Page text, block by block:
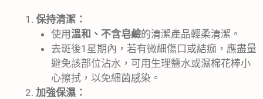
保持清潔：
使用溫和、不含皂鹼的清潔產品輕柔清潔。
去斑後1星期內，若有微細傷口或結痂，應盡量
避免該部位沾水，可用生理鹽水或濕棉花棒小
心擦拭，以免細菌感染。
加強保濕：